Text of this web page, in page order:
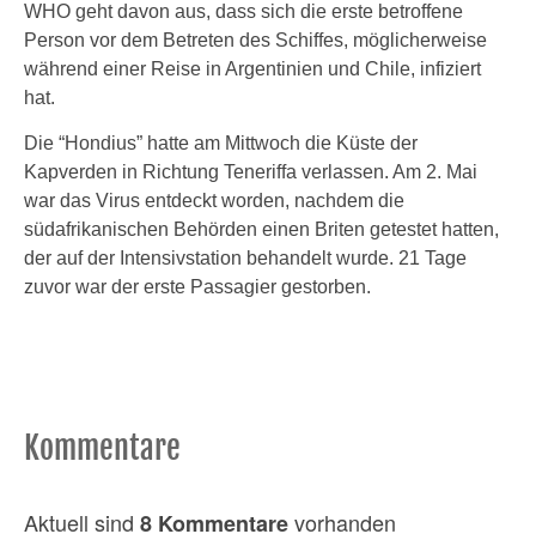
WHO geht davon aus, dass sich die erste betroffene
Person vor dem Betreten des Schiffes, möglicherweise
während einer Reise in Argentinien und Chile, infiziert
hat.
Die “Hondius” hatte am Mittwoch die Küste der
Kapverden in Richtung Teneriffa verlassen. Am 2. Mai
war das Virus entdeckt worden, nachdem die
südafrikanischen Behörden einen Briten getestet hatten,
der auf der Intensivstation behandelt wurde. 21 Tage
zuvor war der erste Passagier gestorben.
Kommentare
Aktuell sind 8 Kommentarevorhanden